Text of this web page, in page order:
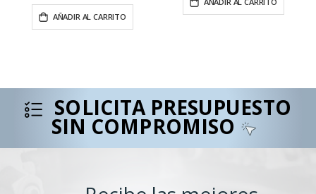
AÑADIR AL CARRITO
SOLICITA PRESUPUESTO
SIN COMPROMISO